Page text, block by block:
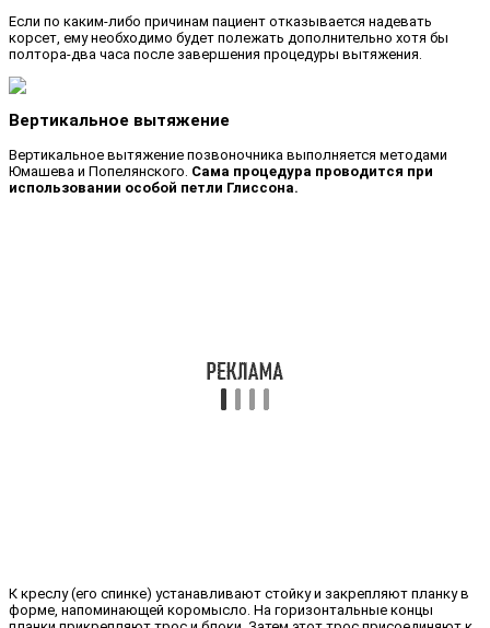
Если по каким-либо причинам пациент отказывается надевать
корсет, ему необходимо будет полежать дополнительно хотя бы
полтора-два часа после завершения процедуры вытяжения.
Вертикальное вытяжение
Вертикальное вытяжение позвоночника выполняется методами
Юмашева и Попелянского. Сама процедура проводится при
использовании особой петли Глиссона.
К креслу (его спинке) устанавливают стойку и закрепляют планку в
форме, напоминающей коромысло. На горизонтальные концы